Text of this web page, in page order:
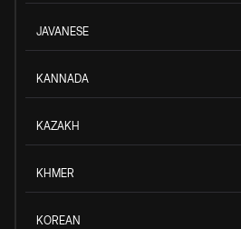
JAVANESE
KANNADA
KAZAKH
KHMER
KOREAN